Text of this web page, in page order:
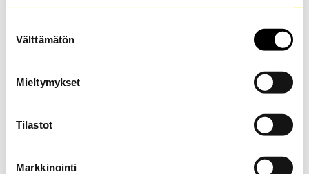
valinta
Välttämätön
Mieltymykset
Tilastot
Markkinointi
Savuton